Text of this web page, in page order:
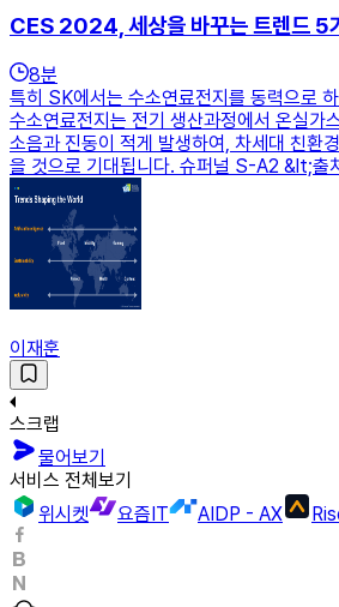
CES 2024, 세상을 바꾸는 트렌드 5
8분
특히 SK에서는 수소연료전지를 동력으로
수소연료전지는 전기 생산과정에서 온실가
소음과 진동이 적게 발생하여, 차세대 친환
을 것으로 기대됩니다. 슈퍼널 S-A2 &lt;출
이재훈
스크랩
물어보기
서비스 전체보기
위시켓
요즘IT AIDP - AX